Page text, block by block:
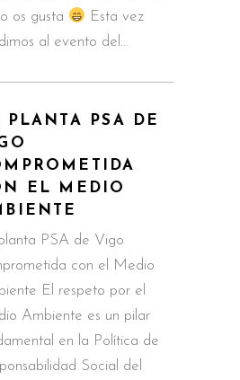
os gusta
Esta vez
al evento del…
PLANTA PSA DE
EL MEDIO
PSA de Vigo
con el Medio
El respeto por el
Ambiente es un pilar
en la Política de
Social del